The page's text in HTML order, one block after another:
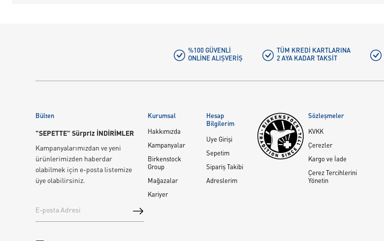
%100 GÜVENLI
ONLINE ALIŞVERIŞ
TÜM KREDI KARTLARINA
2 AYA KADAR TAKSIT
Bülten
"SEPETTE" Sürpriz İNDİRİMLER
Kampanyalarımızdan ve yeni
ürünlerimizden haberdar
olabilmek için e-posta listemize
üye olabilirsiniz.
Kurumsal
Hakkımızda
Kampanyalar
Birkenstock
Group
Mağazalar
Kariyer
Hesap
Bilgilerim
Üye Girişi
Sepetim
Sipariş Takibi
Adreslerim
Sözleşmeler
KVKK
Çerezler
Kargo ve İade
Çerez Tercihlerini
Yönetin